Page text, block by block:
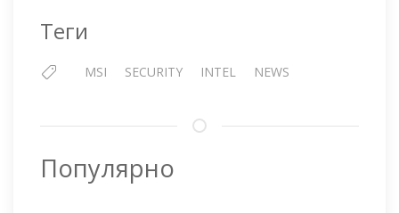
Теги
MSI SECURITY INTEL NEWS
Популярно